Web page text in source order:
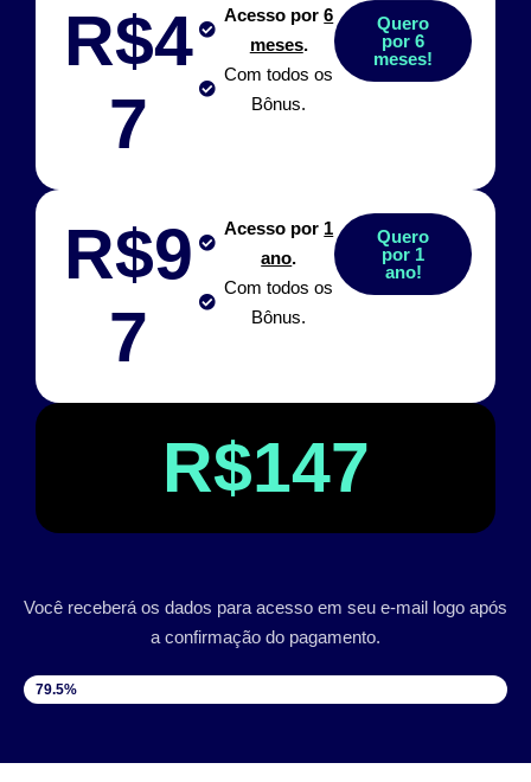
R$4
7
Acesso por6
meses.
Com todos os
Bônus.
Quero
por 6
meses!
R$9
7
Acesso por 1
ano.
Com todos os
Bônus.
Quero
por 1
ano!
R$147
Você receberá os dados para acesso em seu e-mail logo após
a confirmação do pagamento.
VAGAS DISPONÍVEIS
79.5%